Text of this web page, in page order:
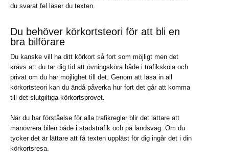
du svarat fel läser du texten.
Du behöver körkortsteori för att bli en
bra bilförare
Du kanske vill ha ditt körkort så fort som möjligt men det
krävs att du tar dig tid att övningsköra både i trafikskola och
privat om du har möjlighet till det. Genom att läsa in all
körkortsteori kan du ändå påverka hur fort det går att komma
till det slutgiltiga körkortsprovet.
När du har förståelse för alla trafikregler blir det lättare att
manövrera bilen både i stadstrafik och på landsväg. Om du
tycker det är lättare att få texten uppläst för dig ingår det i din
körkortsresa.